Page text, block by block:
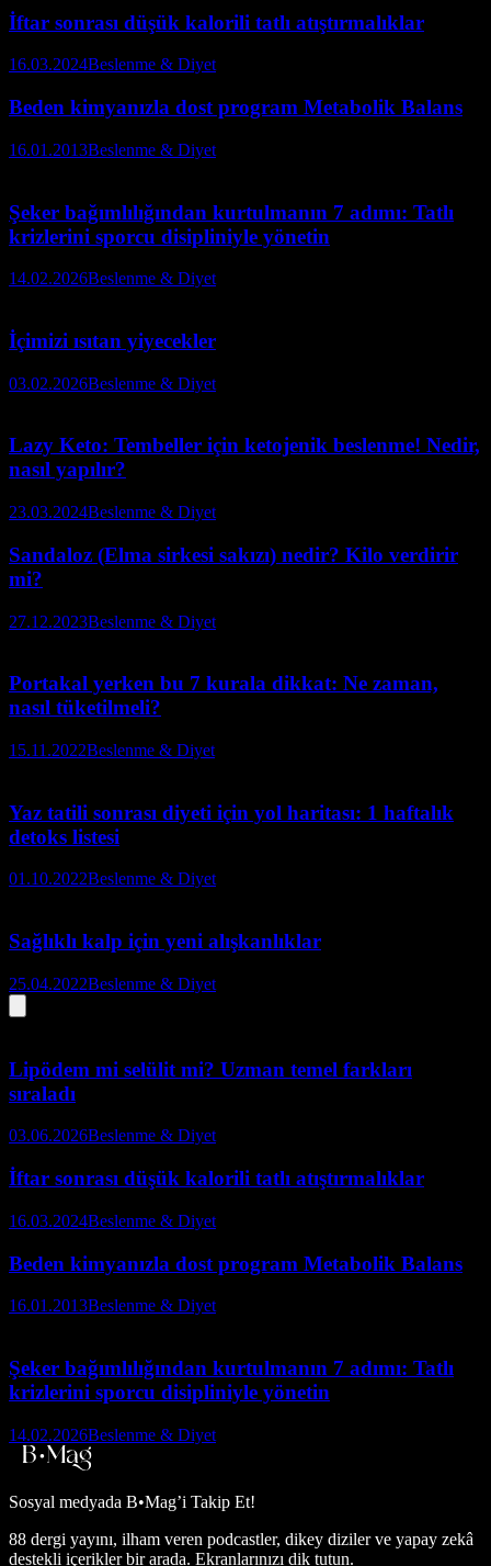
İftar sonrası düşük kalorili tatlı atıştırmalıklar
16.03.2024Beslenme & Diyet
Beden kimyanızla dost program Metabolik Balans
16.01.2013Beslenme & Diyet
Şeker bağımlılığından kurtulmanın 7 adımı: Tatlı
krizlerini sporcu disipliniyle yönetin
14.02.2026Beslenme & Diyet
İçimizi ısıtan yiyecekler
03.02.2026Beslenme & Diyet
Lazy Keto: Tembeller için ketojenik beslenme! Nedir,
nasıl yapılır?
23.03.2024Beslenme & Diyet
Sandaloz (Elma sirkesi sakızı) nedir? Kilo verdirir
mi?
27.12.2023Beslenme & Diyet
Portakal yerken bu 7 kurala dikkat: Ne zaman,
nasıl tüketilmeli?
15.11.2022Beslenme & Diyet
Yaz tatili sonrası diyeti için yol haritası: 1 haftalık
detoks listesi
01.10.2022Beslenme & Diyet
Sağlıklı kalp için yeni alışkanlıklar
25.04.2022Beslenme & Diyet
Lipödem mi selülit mi? Uzman temel farkları
sıraladı
03.06.2026Beslenme & Diyet
İftar sonrası düşük kalorili tatlı atıştırmalıklar
16.03.2024Beslenme & Diyet
Beden kimyanızla dost program Metabolik Balans
16.01.2013Beslenme & Diyet
Şeker bağımlılığından kurtulmanın 7 adımı: Tatlı
krizlerini sporcu disipliniyle yönetin
14.02.2026Beslenme & Diyet
Sosyal medyada B•Mag’i Takip Et!
88 dergi yayını, ilham veren podcastler, dikey diziler ve yapay zekâ
destekli içerikler bir arada. Ekranlarınızı dik tutun.